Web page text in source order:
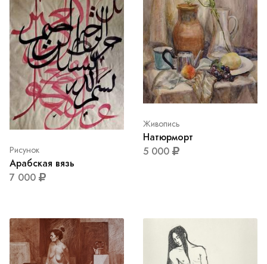
Рисунок
Арабская вязь
7 000
Живопись
Натюрморт
5 000